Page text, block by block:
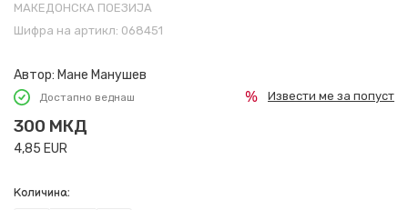
МАКЕДОНСКА ПОЕЗИЈА
Шифра на артикл: 068451
Автор: Мане Манушев
Достапно веднаш
300 МКД
4,85 EUR
Извести ме за попуст
Количина: